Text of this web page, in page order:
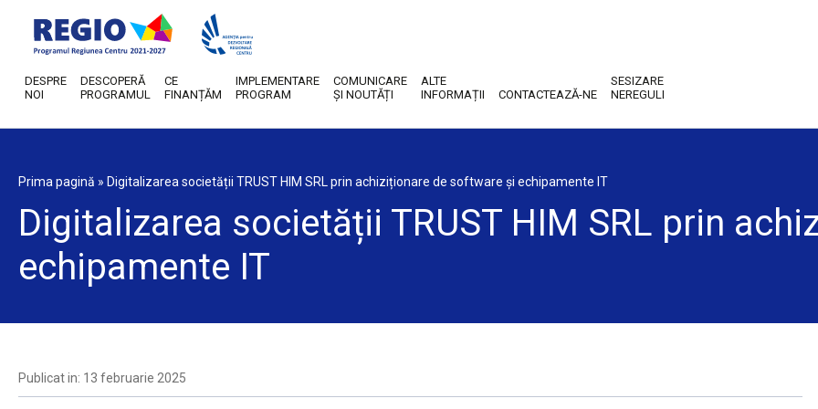
DESPRE
NOI
DESCOPERĂ
PROGRAMUL
CE
FINANȚĂM
IMPLEMENTARE
PROGRAM
COMUNICARE
ȘI NOUTĂȚI
ALTE
INFORMAȚII
CONTACTEAZĂ-NE
SESIZARE
NEREGULI
Prima pagină » Digitalizarea societății TRUST HIM SRL prin achiziționare de software și echipamente IT
Digitalizarea societății TRUST HIM SRL prin
echipamente IT
Publicat in: 13 februarie 2025